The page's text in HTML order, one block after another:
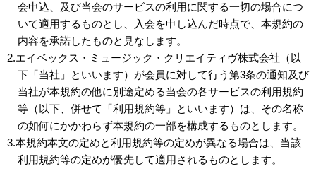
会申込、及び当会のサービスの利用に関する一切の場合につ
いて適用するものとし、入会を申し込んだ時点で、本規約の
内容を承諾したものと見なします。
2.エイベックス・ミュージック・クリエイティヴ株式会社（以
下「当社」といいます）が会員に対して行う第3条の通知及び
当社が本規約の他に別途定める当会の各サービスの利用規約
等（以下、併せて「利用規約等」といいます）は、その名称
の如何にかかわらず本規約の一部を構成するものとします。
3.本規約本文の定めと利用規約等の定めが異なる場合は、当該
利用規約等の定めが優先して適用されるものとします。